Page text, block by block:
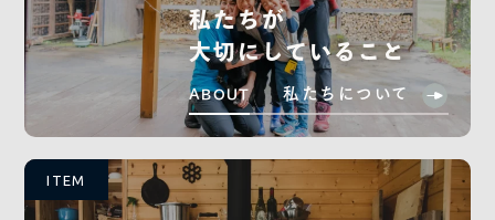
私たちが
大切にしていること
ABOUT 私たちについて
ITEM